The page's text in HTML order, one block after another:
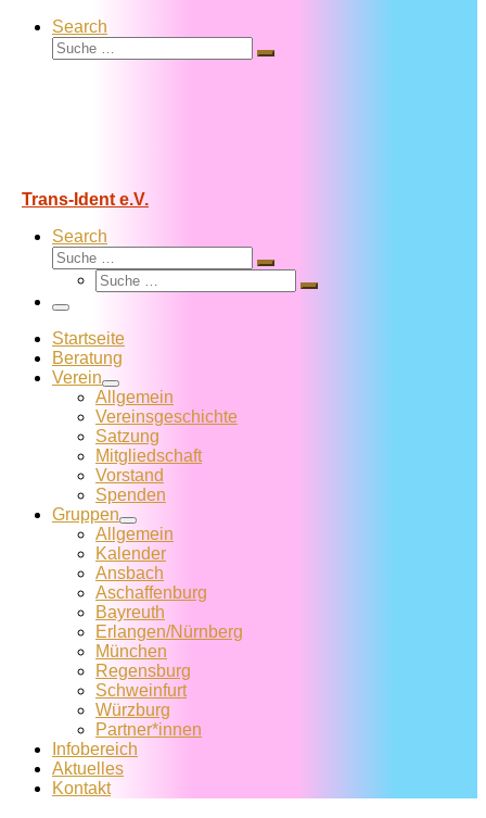
Search
Suche
Suche
Trans-Ident e.V.
Search
Suche
Suche
Suche
Suche
Menü
Startseite
Beratung
Verein
Allgemein
Vereins­geschichte
Satzung
Mitglied­schaft
Vorstand
Spenden
Gruppen
Allgemein
Kalender
Ansbach
Aschaffenburg
Bayreuth
Erlangen/Nürnberg
München
Regensburg
Schweinfurt
Würzburg
Partner*innen
Infobereich
Aktuelles
Kontakt